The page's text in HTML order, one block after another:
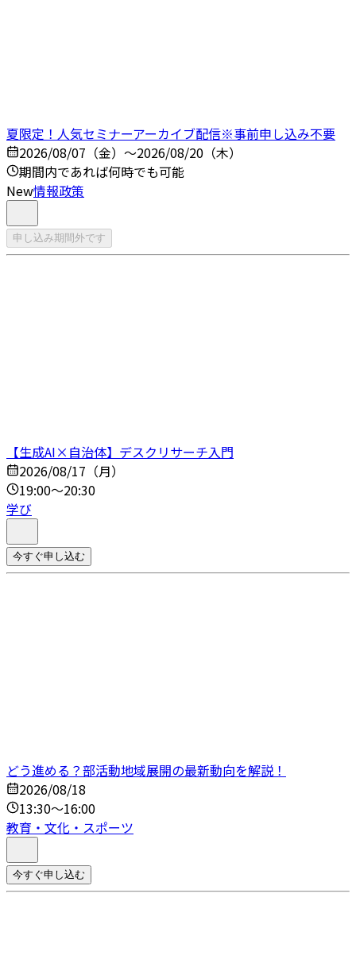
夏限定！人気セミナーアーカイブ配信※事前申し込み不要
2026/08/07（金）～2026/08/20（木）
期間内であれば何時でも可能
New情報政策
申し込み期間外です
【生成AI×自治体】デスクリサーチ入門
2026/08/17（月）
19:00～20:30
学び
今すぐ申し込む
どう進める？部活動地域展開の最新動向を解説！
2026/08/18
13:30～16:00
教育・文化・スポーツ
今すぐ申し込む